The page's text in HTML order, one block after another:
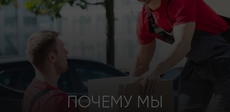
ПОЧЕМУ МЫ